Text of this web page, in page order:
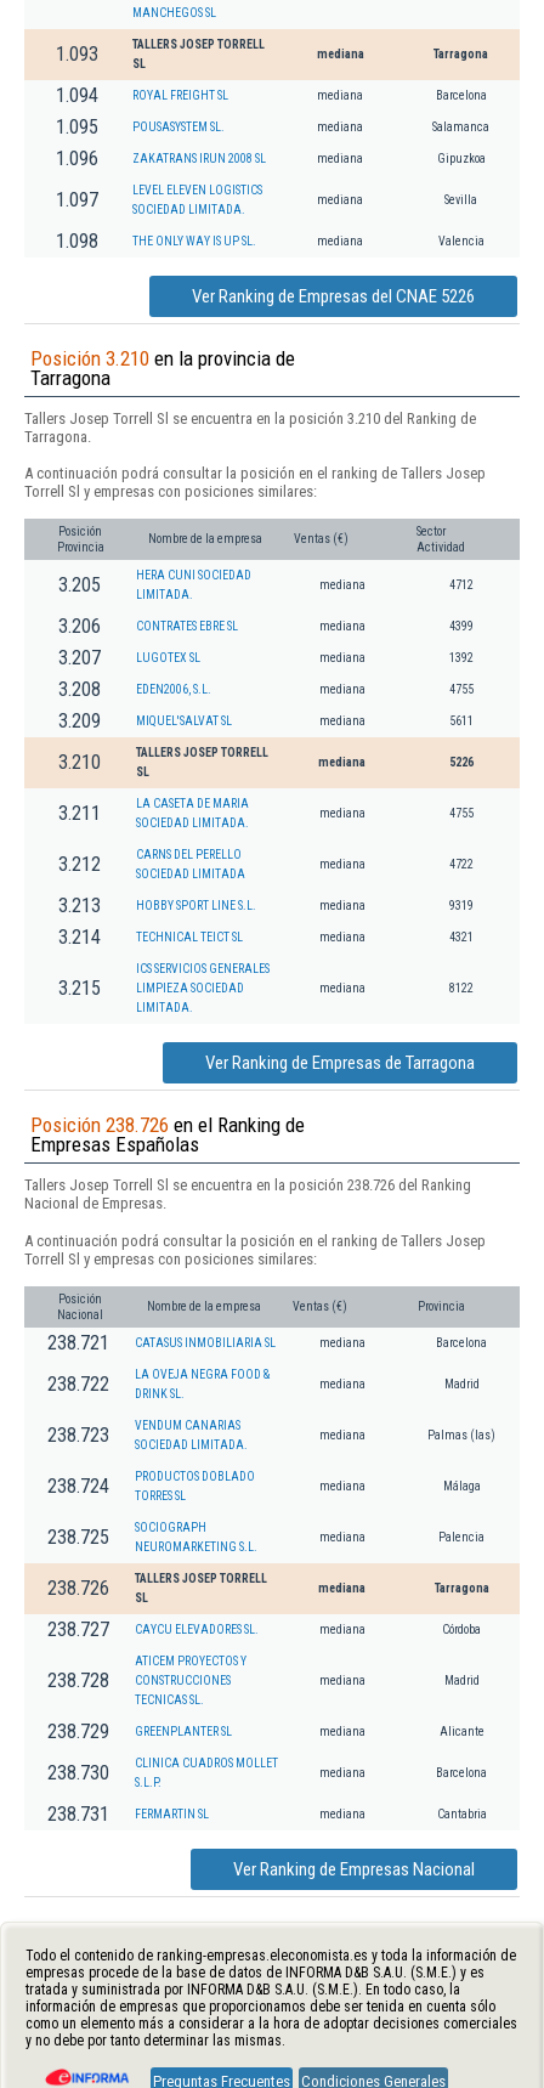
MANCHEGOS SL
1.093
TALLERS JOSEP TORRELL
SL
mediana Tarragona
1.094 ROYAL FREIGHT SL mediana Barcelona
1.095 POUSASYSTEM SL. mediana Salamanca
1.096 ZAKATRANS IRUN 2008 SL mediana Gipuzkoa
1.097
LEVEL ELEVEN LOGISTICS
SOCIEDAD LIMITADA.
mediana Sevilla
1.098 THE ONLY WAY IS UP SL. mediana Valencia
Ver Ranking de Empresas del CNAE 5226
Posición 3.210 en la provincia de
Tarragona
Tallers Josep Torrell Sl se encuentra en la posición 3.210 del Ranking de
Tarragona.
A continuación podrá consultar la posición en el ranking de Tallers Josep
Torrell Sl y empresas con posiciones similares:
Posición
Provincia
Nombre de la empresa Ventas (€)
Sector
Actividad
3.205
HERA CUNI SOCIEDAD
LIMITADA.
mediana 4712
3.206 CONTRATES EBRE SL mediana 4399
3.207 LUGOTEX SL mediana 1392
3.208 EDEN2006, S.L. mediana 4755
3.209 MIQUEL'SALVAT SL mediana 5611
3.210
TALLERS JOSEP TORRELL
SL
mediana 5226
3.211
LA CASETA DE MARIA
SOCIEDAD LIMITADA.
mediana 4755
3.212
CARNS DEL PERELLO
SOCIEDAD LIMITADA
mediana 4722
3.213 HOBBY SPORT LINE S.L. mediana 9319
3.214 TECHNICAL TEICT SL mediana 4321
3.215
ICS SERVICIOS GENERALES
LIMPIEZA SOCIEDAD
LIMITADA.
mediana 8122
Ver Ranking de Empresas de Tarragona
Posición 238.726 en el Ranking de
Empresas Españolas
Tallers Josep Torrell Sl se encuentra en la posición 238.726 del Ranking
Nacional de Empresas.
A continuación podrá consultar la posición en el ranking de Tallers Josep
Torrell Sl y empresas con posiciones similares:
Posición
Nacional
Nombre de la empresa Ventas (€) Provincia
238.721 CATASUS INMOBILIARIA SL mediana Barcelona
238.722
LA OVEJA NEGRA FOOD &
DRINK SL.
mediana Madrid
238.723
VENDUM CANARIAS
SOCIEDAD LIMITADA.
mediana Palmas (las)
238.724
PRODUCTOS DOBLADO
TORRES SL
mediana Málaga
238.725
SOCIOGRAPH
NEUROMARKETING S.L.
mediana Palencia
238.726
TALLERS JOSEP TORRELL
SL
mediana Tarragona
238.727 CAYCU ELEVADORES SL. mediana Córdoba
238.728
ATICEM PROYECTOS Y
CONSTRUCCIONES
TECNICAS SL.
mediana Madrid
238.729 GREENPLANTER SL mediana Alicante
238.730
CLINICA CUADROS MOLLET
S.L.P.
mediana Barcelona
238.731 FERMARTIN SL mediana Cantabria
Ver Ranking de Empresas Nacional
Todo el contenido de ranking-empresas.eleconomista.es y toda la información de
empresas procede de la base de datos de INFORMA D&B S.A.U. (S.M.E.) y es
tratada y suministrada por INFORMA D&B S.A.U. (S.M.E.). En todo caso, la
información de empresas que proporcionamos debe ser tenida en cuenta sólo
como un elemento más a considerar a la hora de adoptar decisiones comerciales
y no debe por tanto determinar las mismas.
Preguntas Frecuentes Condiciones Generales